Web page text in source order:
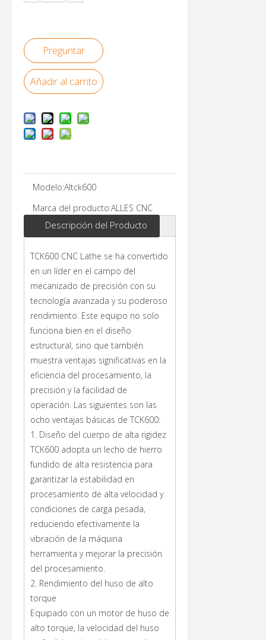
Preguntar
Añadir al carrito
Modelo:Altck600
Marca del producto:ALLES CNC
Descripción del Producto
TCK600 CNC Lathe se ha convertido
en un líder en el campo del
mecanizado de precisión con su
tecnología avanzada y su poderoso
rendimiento. Este equipo no solo
funciona bien en el diseño
estructural, sino que también
muestra ventajas significativas en la
eficiencia del procesamiento, la
precisión y la facilidad de
operación. Las siguientes son las
ocho ventajas básicas de TCK600:
1. Diseño del cuerpo de alta rigidez
TCK600 adopta un lecho de hierro
fundido de alta resistencia para
garantizar la estabilidad en
procesamiento de alta velocidad y
condiciones de carga pesada,
reduciendo efectivamente la
vibración de la máquina
herramienta y mejorar la precisión
del procesamiento.
2. Rendimiento del huso de alto
torque
Equipado con un motor de huso de
alto torque, la velocidad del huso